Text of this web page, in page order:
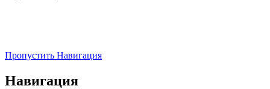
Пропустить Навигация
Навигация